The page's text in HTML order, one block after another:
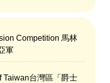
Competition 馬林
軍
Taiwan台灣區「爵士